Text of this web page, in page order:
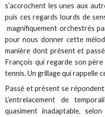
s’accrochent les unes aux
puis ces regards lourds de
magnifiquement orchestrés
pour nous donner cette
manière dont présent et
François qui regarde son
tennis. Un grillage qui rappelle
Passé et présent se
L’entrelacement de
quasiment inadaptable,